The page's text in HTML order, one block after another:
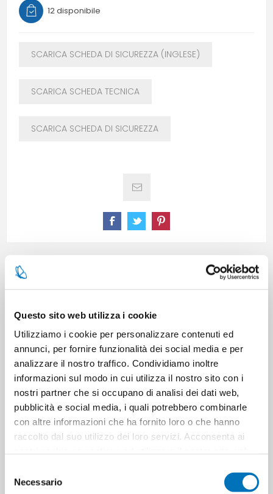
Questo sito web utilizza i cookie
Utilizziamo i cookie per personalizzare contenuti ed
annunci, per fornire funzionalità dei social media e per
analizzare il nostro traffico. Condividiamo inoltre
informazioni sul modo in cui utilizza il nostro sito con i
nostri partner che si occupano di analisi dei dati web,
pubblicità e social media, i quali potrebbero combinarle
con altre informazioni che ha fornito loro o che hanno
raccolto dal suo utilizzo dei loro servizi. Acconsenta ai
delNecessario
12 disponibile
SCARICA SCHEDA DI SICUREZZA (INGLESE)
SCARICA SCHEDA TECNICA
SCARICA SCHEDA DI SICUREZZA
CONTATTACI
Pezzi per cartone 12
Cartoni per pallet 144
Cartoni per strato 24